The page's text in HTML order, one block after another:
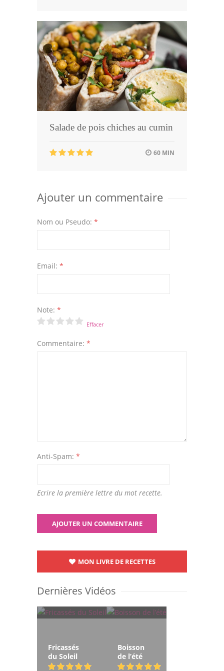
Salade de pois chiches au cumin
60 MIN
Ajouter un commentaire
Nom ou Pseudo: *
Email: *
Note: *
Effacer
Commentaire: *
Anti-Spam: *
Ecrire la première lettre du mot recette.
MON LIVRE DE RECETTES
Dernières Vidéos
Fricassés
du Soleil
Boisson
de l’été